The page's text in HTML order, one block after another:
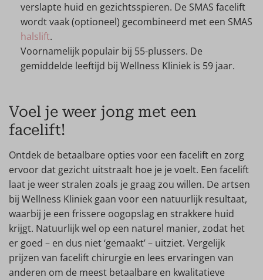
verslapte huid en gezichtsspieren. De SMAS facelift
wordt vaak (optioneel) gecombineerd met een SMAS
halslift.
Voornamelijk populair bij 55-plussers. De
gemiddelde leeftijd bij Wellness Kliniek is 59 jaar.
Voel je weer jong met een
facelift!
Ontdek de betaalbare opties voor een facelift en zorg
ervoor dat gezicht uitstraalt hoe je je voelt. Een facelift
laat je weer stralen zoals je graag zou willen. De artsen
bij Wellness Kliniek gaan voor een natuurlijk resultaat,
waarbij je een frissere oogopslag en strakkere huid
krijgt. Natuurlijk wel op een naturel manier, zodat het
er goed – en dus niet ‘gemaakt’ – uitziet. Vergelijk
prijzen van facelift chirurgie en lees ervaringen van
anderen om de meest betaalbare en kwalitatieve